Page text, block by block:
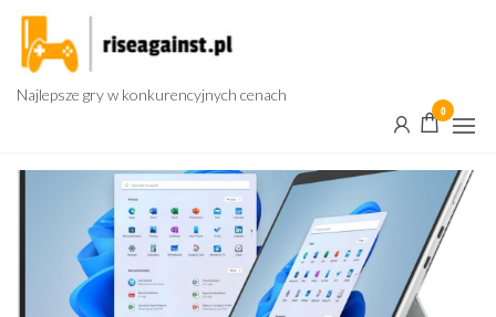
Przejdź
treści
Najlepsze gry w konkurencyjnych cenach
0